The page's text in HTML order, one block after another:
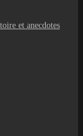
et anecdotes